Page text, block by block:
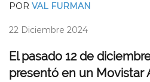
A
pp
a
m
ok er
POR VAL FURMAN
22 Diciembre 2024
El pasado 12 de
presentó en un Movistar